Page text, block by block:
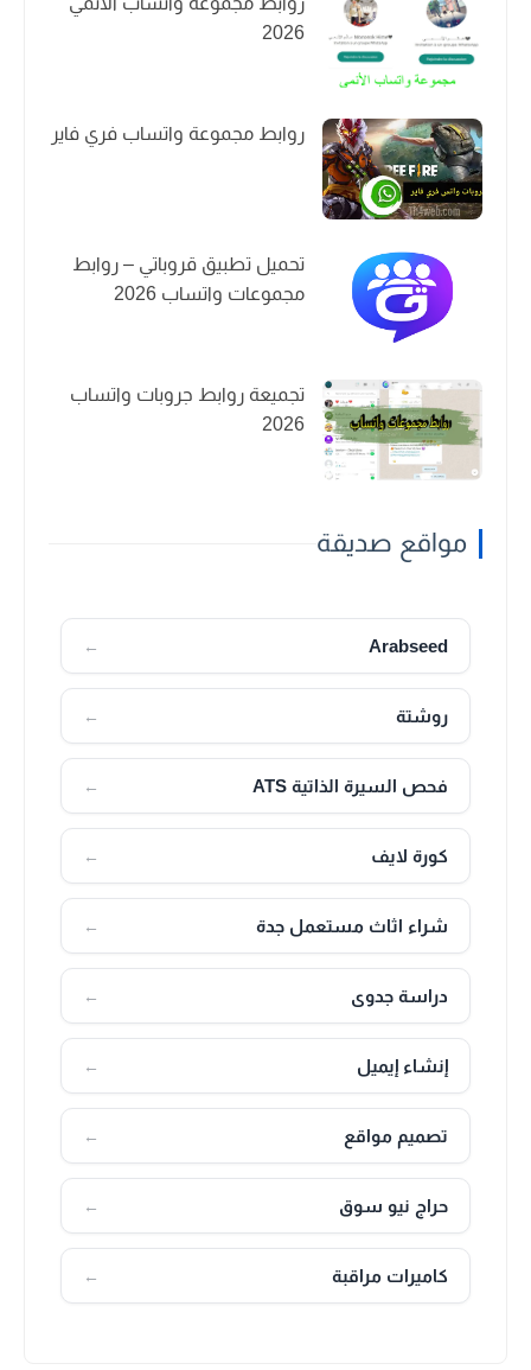
2026
روابط مجموعة واتساب فري فاير
تحميل تطبيق قروباتي – روابط
مجموعات واتساب 2026
تجميعة روابط جروبات واتساب
2026
مواقع صديقة
Arabseed
←
روشتة ←
فحص السيرة الذاتية ATS ←
كورة لايف ←
شراء اثاث مستعمل جدة ←
دراسة جدوى ←
إنشاء إيميل ←
تصميم مواقع ←
حراج نيو سوق ←
كاميرات مراقبة ←